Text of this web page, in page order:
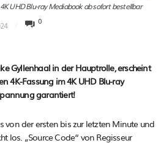
UHD Blu-ray Mediabook ab sofort bestellbar
0
Gyllenhaal in der Hauptrolle, erscheint
4K-Fassung im 4K UHD Blu-ray
garantiert!
von der ersten bis zur letzten Minute und
los. „Source Code“ von Regisseur